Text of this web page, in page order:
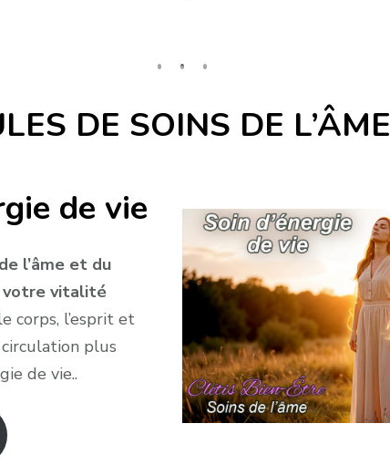
DE SOINS DE L’ÂME
de vie
l’âme et du
votre vitalité
corps, l’esprit et
plus
de vie..